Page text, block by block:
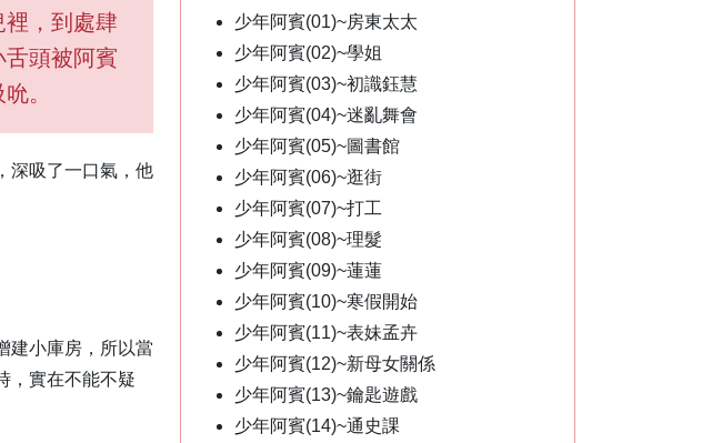
，到處肆
頭被阿賓
。
深吸了一口氣，他
建小庫房，所以當
，實在不能不疑
少年阿賓(01)~房東太太
少年阿賓(02)~學姐
少年阿賓(03)~初識鈺慧
少年阿賓(04)~迷亂舞會
少年阿賓(05)~圖書館
少年阿賓(06)~逛街
少年阿賓(07)~打工
少年阿賓(08)~理髮
少年阿賓(09)~蓮蓮
少年阿賓(10)~寒假開始
少年阿賓(11)~表妹孟卉
少年阿賓(12)~新母女關係
少年阿賓(13)~鑰匙遊戲
少年阿賓(14)~通史課